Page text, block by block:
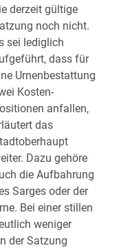
derzeit gültige
noch nicht.
sei lediglich
dass für
Urnenbestattung
Kosten-
anfallen,
das
Dazu gehöre
die Aufbahrung
Sarges oder der
Bei einer stillen
weniger
der Satzung